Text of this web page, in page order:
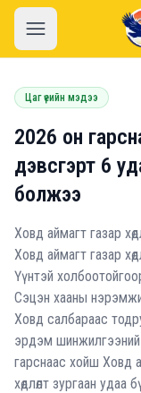
Цаг үеийн мэдээ
2026 он
дэвсгэрт 6
болжээ
Ховд аймагт газар
Ховд аймагт газар
Үүнтэй
Сэцэн хааны
Ховд салбараас
эрдэм
гарснаас хойш Ховд
хөдлөлт зургаан удаа